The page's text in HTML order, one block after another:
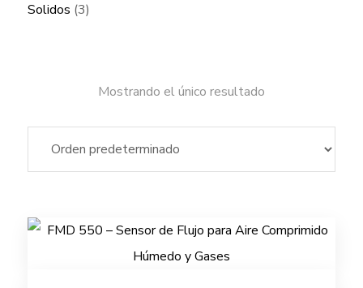
Solidos (3)
Mostrando el único resultado